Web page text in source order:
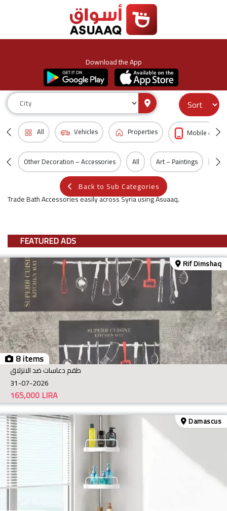
Download the App
All Vehicles Properties Mobile &
Other Decoration – Accessories All Art – Paintings
Back to Sub Categories
Trade Bath Accessories easily across Syria using Asuaaq.
FEATURED ADS
8 items
Rif Dimshaq
طقم دعاسات ضد الانزلاق
31-07-2026
LIRA
165,000
Damascus